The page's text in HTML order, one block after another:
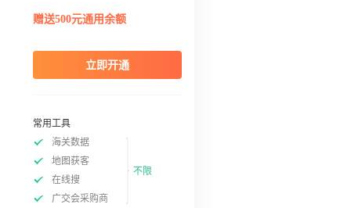
赠送500元通用余额
立即开通
常用工具
海关数据
地图获客
在线搜
广交会采购商
不限